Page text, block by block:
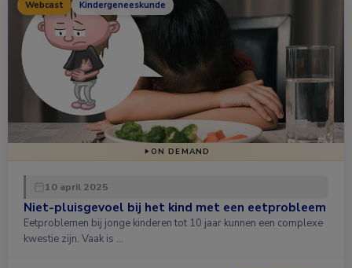
Webcast Kindergeneeskunde
ON DEMAND
10 april 2025
Niet-pluisgevoel bij het kind met een eetprobleem
Eetproblemen bij jonge kinderen tot 10 jaar kunnen een complexe
kwestie zijn. Vaak is …